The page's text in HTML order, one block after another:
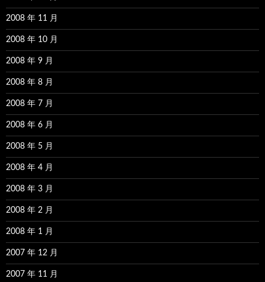
2008 年 11 月
2008 年 10 月
2008 年 9 月
2008 年 8 月
2008 年 7 月
2008 年 6 月
2008 年 5 月
2008 年 4 月
2008 年 3 月
2008 年 2 月
2008 年 1 月
2007 年 12 月
2007 年 11 月